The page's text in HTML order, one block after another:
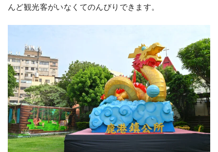
んど観光客がいなくてのんびりできます。